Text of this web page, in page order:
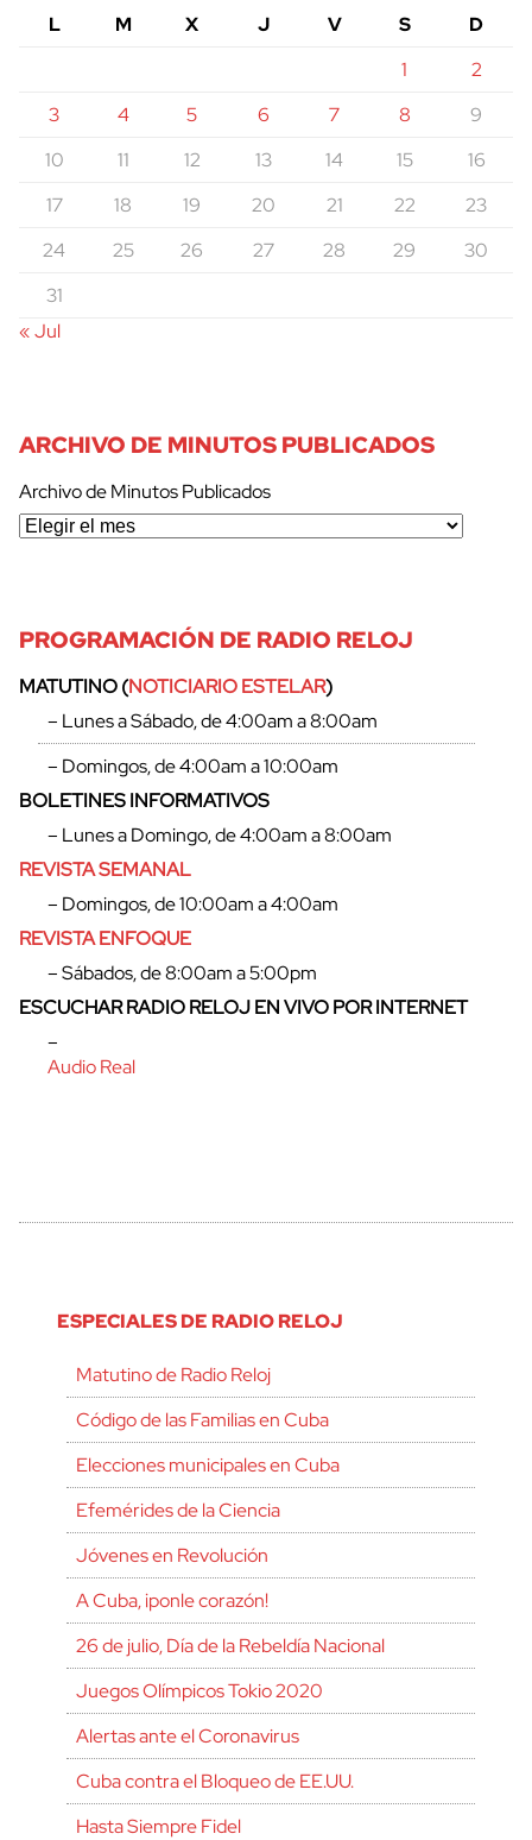
L M X J V S
D
1
2
3
4 5 6 7 8
9
10
11 12 13 14 15
16
17
18 19 20 21 22
23
24
25 26 27 28 29
30
31
« Jul
ARCHIVO DE MINUTOS PUBLICADOS
Archivo de Minutos Publicados
PROGRAMACIÓN DE RADIO RELOJ
MATUTINO (NOTICIARIO ESTELAR)
– Lunes a Sábado, de 4:00am a 8:00am
– Domingos, de 4:00am a 10:00am
BOLETINES INFORMATIVOS
– Lunes a Domingo, de 4:00am a 8:00am
REVISTA SEMANAL
– Domingos, de 10:00am a 4:00am
REVISTA ENFOQUE
– Sábados, de 8:00am a 5:00pm
ESCUCHAR RADIO RELOJ EN VIVO POR INTERNET
–
Audio Real
ESPECIALES DE RADIO RELOJ
Matutino de Radio Reloj
Código de las Familias en Cuba
Elecciones municipales en Cuba
Efemérides de la Ciencia
Jóvenes en Revolución
A Cuba, ¡ponle corazón!
26 de julio, Día de la Rebeldía Nacional
Juegos Olímpicos Tokio 2020
Alertas ante el Coronavirus
Cuba contra el Bloqueo de EE.UU.
Hasta Siempre Fidel